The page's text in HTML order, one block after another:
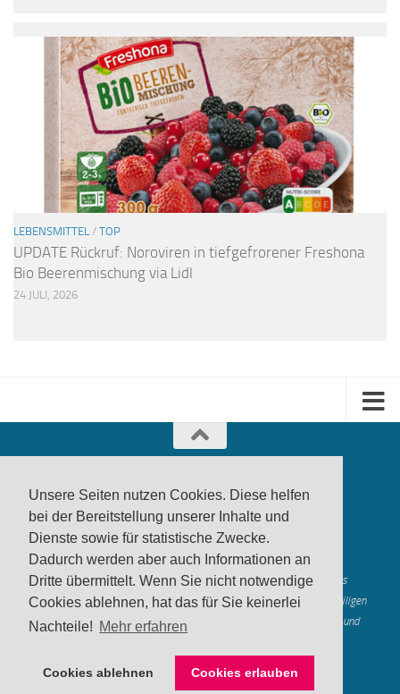
Unsere Seiten nutzen Cookies. Diese helfen
bei der Bereitstellung unserer Inhalte und
Dienste sowie für statistische Zwecke.
Dadurch werden aber auch Informationen an
Dritte übermittelt. Wenn Sie nicht notwendige
Cookies ablehnen, hat das für Sie keinerlei
Nachteile! Mehr erfahren
Cookies ablehnen Cookies erlauben
LEBENSMITTEL / TOP
UPDATE Rückruf: Noroviren in tiefgefrorener Freshona
Bio Beerenmischung via Lidl
24 JULI, 2026
produktwarnung.eu - 2007-2026
Made in Gerstetten |Medienzentrum Gerstetten
Alle genannten Marken, Warenzeichen und Logos innerhalb dieses
Medienangebotes sind durch die Marken- und Urheberechte der jeweiligen
Rechteinhaber geschützt, und dienen lediglich der Berichterstattung und